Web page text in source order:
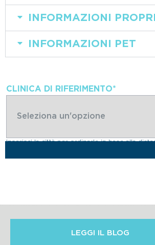
INFORMAZIONI
INFORMAZIONI PET
CLINICA DI RIFERIMENTO*
Inserisci la città per ordinarle in base alla
LEGGI IL BLOG